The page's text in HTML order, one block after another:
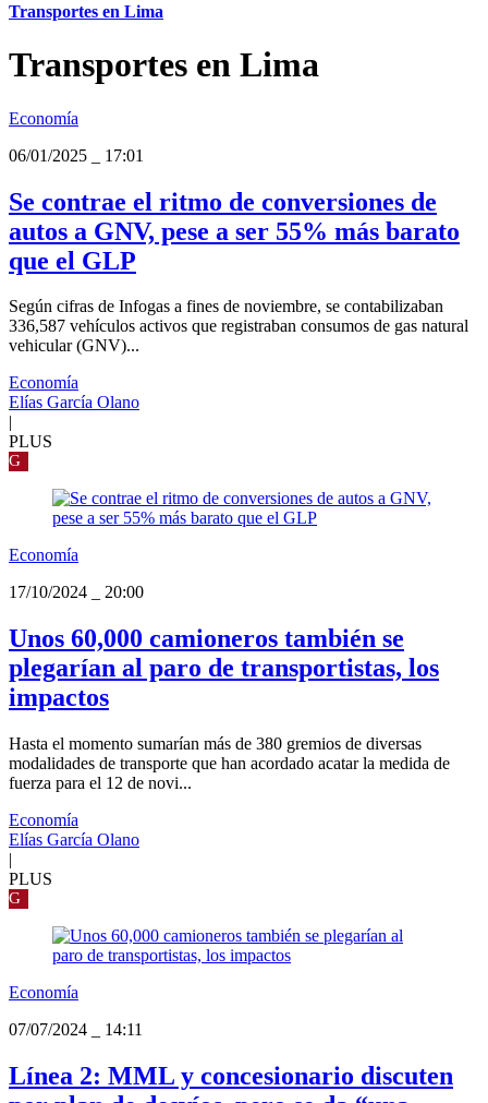
Transportes en Lima
Transportes en Lima
Economía
06/01/2025
17:01
Se contrae el ritmo de conversiones de
autos a GNV, pese a ser 55% más barato
que el GLP
Según cifras de Infogas a fines de noviembre, se contabilizaban
336,587 vehículos activos que registraban consumos de gas natural
vehicular (GNV)...
Economía
Elías García Olano
PLUS
G
Economía
17/10/2024
20:00
Unos 60,000 camioneros también se
plegarían al paro de transportistas, los
impactos
Hasta el momento sumarían más de 380 gremios de diversas
modalidades de transporte que han acordado acatar la medida de
fuerza para el 12 de novi...
Economía
Elías García Olano
|
PLUS
G
Economía
07/07/2024
14:11
Línea 2: MML y concesionario discuten